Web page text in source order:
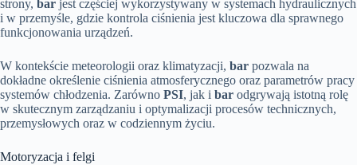
strony, bar jest częściej wykorzystywany w systemach hydraulicznych
i w przemyśle, gdzie kontrola ciśnienia jest kluczowa dla sprawnego
funkcjonowania urządzeń.
W kontekście meteorologii oraz klimatyzacji, bar pozwala na
dokładne określenie ciśnienia atmosferycznego oraz parametrów pracy
systemów chłodzenia. Zarówno PSI, jak i bar odgrywają istotną rolę
w skutecznym zarządzaniu i optymalizacji procesów technicznych,
przemysłowych oraz w codziennym życiu.
Motoryzacja i felgi